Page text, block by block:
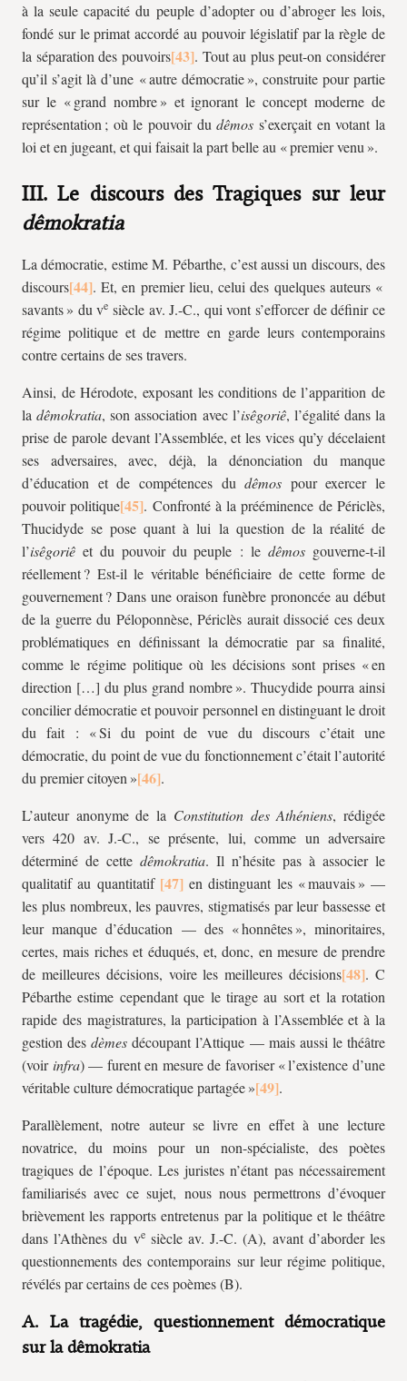
à la seule capacité du peuple d’adopter ou d’abroger les lois,
fondé sur le primat accordé au pouvoir législatif par la règle de
la séparation des pouvoirs
. Tout au plus peut-on considérer
qu’il s’agit là d’une « autre démocratie », construite pour partie
sur le « grand nombre » et ignorant le concept moderne de
représentation ; où le pouvoir dudêmos s’exerçait en votant la
loi et en jugeant, et qui faisait la part belle au « premier venu ».
III. Le discours des Tragiques sur leur
dêmokratia
La démocratie, estime M. Pébarthe, c’est aussi un discours, des
discours
. Et, en premier lieu, celui des quelques auteurs «
savants » du ve siècle av. J.-C., qui vont s’efforcer de définir ce
régime politique et de mettre en garde leurs contemporains
contre certains de ses travers.
Ainsi, de Hérodote, exposant les conditions de l’apparition de
ladêmokratia, son association avec l’isêgoriê, l’égalité dans la
prise de parole devant l’Assemblée, et les vices qu’y décelaient
ses adversaires, avec, déjà, la dénonciation du manque
d’éducation et de compétences dudêmos pour exercer le
pouvoir politique
. Confronté à la prééminence de Périclès,
Thucidyde se pose quant à lui la question de la réalité de
l’isêgoriê et du pouvoir du peuple : ledêmos gouverne-t-il
réellement ? Est-il le véritable bénéficiaire de cette forme de
gouvernement ? Dans une oraison funèbre prononcée au début
de la guerre du Péloponnèse, Périclès aurait dissocié ces deux
problématiques en définissant la démocratie par sa finalité,
comme le régime politique où les décisions sont prises « en
direction […] du plus grand nombre ». Thucydide pourra ainsi
concilier démocratie et pouvoir personnel en distinguant le droit
du fait : « Si du point de vue du discours c’était une
démocratie, du point de vue du fonctionnement c’était l’autorité
du premier citoyen »
.
L’auteur anonyme de la Constitution des Athéniens, rédigée
vers 420 av. J.-C., se présente, lui, comme un adversaire
déterminé de cette dêmokratia. Il n’hésite pas à associer le
qualitatif au quantitatif
en distinguant les « mauvais » —
les plus nombreux, les pauvres, stigmatisés par leur bassesse et
leur manque d’éducation — des « honnêtes », minoritaires,
certes, mais riches et éduqués, et, donc, en mesure de prendre
de meilleures décisions, voire les meilleures décisions
. C
Pébarthe estime cependant que le tirage au sort et la rotation
rapide des magistratures, la participation à l’Assemblée et à la
gestion desdèmes découpant l’Attique — mais aussi le théâtre
(voir infra) — furent en mesure de favoriser « l’existence d’une
véritable culture démocratique partagée »
.
Parallèlement, notre auteur se livre en effet à une lecture
novatrice, du moins pour un non-spécialiste, des poètes
tragiques de l’époque. Les juristes n’étant pas nécessairement
familiarisés avec ce sujet, nous nous permettrons d’évoquer
brièvement les rapports entretenus par la politique et le théâtre
dans l’Athènes du vesiècle av. J.-C. (A), avant d’aborder les
questionnements des contemporains sur leur régime politique,
révélés par certains de ces poèmes (B).
A. La tragédie, questionnement démocratique
sur la dêmokratia